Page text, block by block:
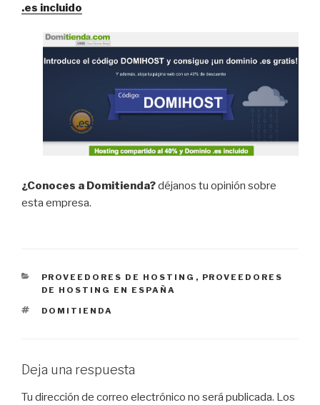
.es incluido
¿Conoces a Domitienda?déjanos tu opinión sobre
esta empresa.
CATEGORÍAS
PROVEEDORES DE HOSTING , PROVEEDORES
DE HOSTING EN ESPAÑA
ETIQUETAS
DOMITIENDA
Deja una respuesta
Tu dirección de correo electrónico no será publicada. Los